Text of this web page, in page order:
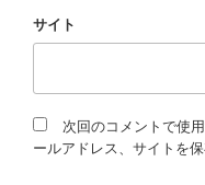
サイト
次回のコメントで使
ールアドレス、サイトを保